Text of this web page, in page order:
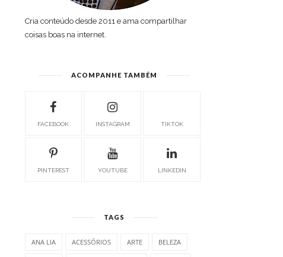
Cria conteúdo desde 2011 e ama compartilhar
coisas boas na internet.
ACOMPANHE TAMBÉM
FACEBOOK INSTAGRAM TIKTOK
PINTEREST YOUTUBE LINKEDIN
TAGS
ANA LIA ACESSÓRIOS ARTE BELEZA